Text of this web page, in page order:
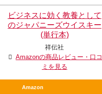
ビジネスに効く教養として
のジャパニーズウイスキー
(単行本)
祥伝社
Amazonの商品レビュー・口コ
ミを見る
Amazon